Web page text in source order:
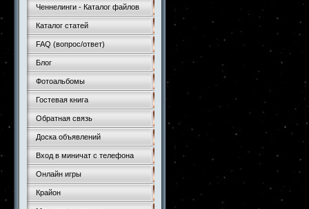
Ченнелинги - Каталог файлов
Каталог статей
FAQ (вопрос/ответ)
Блог
Фотоальбомы
Гостевая книга
Обратная связь
Доска объявлений
Вход в миничат с телефона
Онлайн игры
Крайон